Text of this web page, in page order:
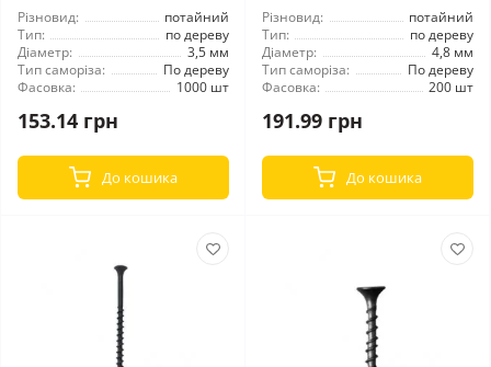
Різновид:
потайний
Тип:
по дереву
Діаметр:
3,5 мм
Тип саморіза:
По дереву
Фасовка:
1000 шт
153.14 грн
До кошика
Різновид:
потайний
Тип:
по дереву
Діаметр:
4,8 мм
Тип саморіза:
По дереву
Фасовка:
200 шт
191.99 грн
До кошика